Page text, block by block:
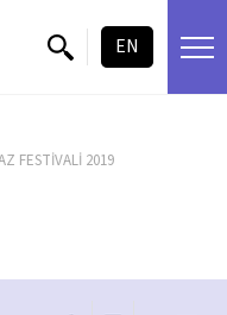
EN
FESTİVALİ 2019